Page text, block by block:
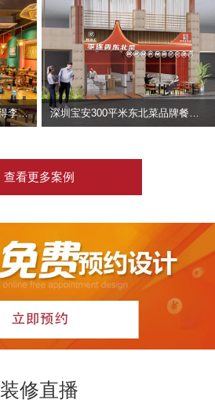
特色烧烤店装修实景图-都晓得李不管
查看更多案例
装修直播